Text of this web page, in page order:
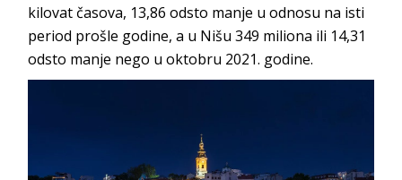
kilovat časova, 13,86 odsto manje u odnosu na isti
period prošle godine, a u Nišu 349 miliona ili 14,31
odsto manje nego u oktobru 2021. godine.